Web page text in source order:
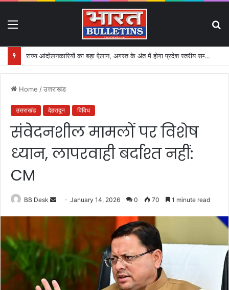
राज्य आंदोलनकारियों का बड़ा ऐलान, अगस्त के अंत में होगा प्रदेश स्तरीय सम्मेलन
Home /उत्तराखंड
उत्तराखंड देहरादून विविध
संवेदनशील मामलों पर विशेष
ध्यान, लापरवाही बर्दाश्त नहीं:
CM
BB Desk
a
e
m
January 14, 2026 0 70 1 minute read